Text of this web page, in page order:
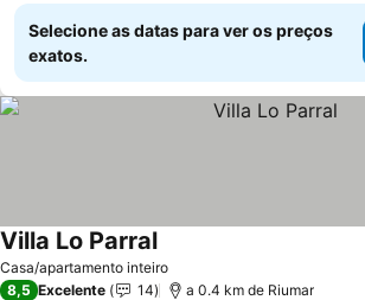
Selecione as datas para ver os preços
exatos.
Casa/apartamento inteiro
Villa Lo Parral
8,5 Excelente 14 a 0.4 km de Riumar